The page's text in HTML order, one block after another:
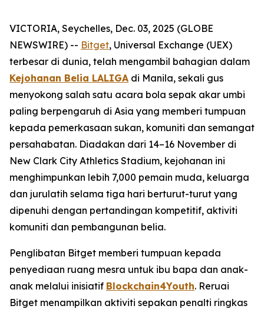
VICTORIA, Seychelles, Dec. 03, 2025 (GLOBE
NEWSWIRE) -- Bitget, Universal Exchange (UEX)
terbesar di dunia, telah mengambil bahagian dalam
Kejohanan Belia LALIGA di Manila, sekali gus
menyokong salah satu acara bola sepak akar umbi
paling berpengaruh di Asia yang memberi tumpuan
kepada pemerkasaan sukan, komuniti dan semangat
persahabatan. Diadakan dari 14–16 November di
New Clark City Athletics Stadium, kejohanan ini
menghimpunkan lebih 7,000 pemain muda, keluarga
dan jurulatih selama tiga hari berturut-turut yang
dipenuhi dengan pertandingan kompetitif, aktiviti
komuniti dan pembangunan belia.
Penglibatan Bitget memberi tumpuan kepada
penyediaan ruang mesra untuk ibu bapa dan anak-
anak melalui inisiatif Blockchain4Youth. Reruai
Bitget menampilkan aktiviti sepakan penalti ringkas